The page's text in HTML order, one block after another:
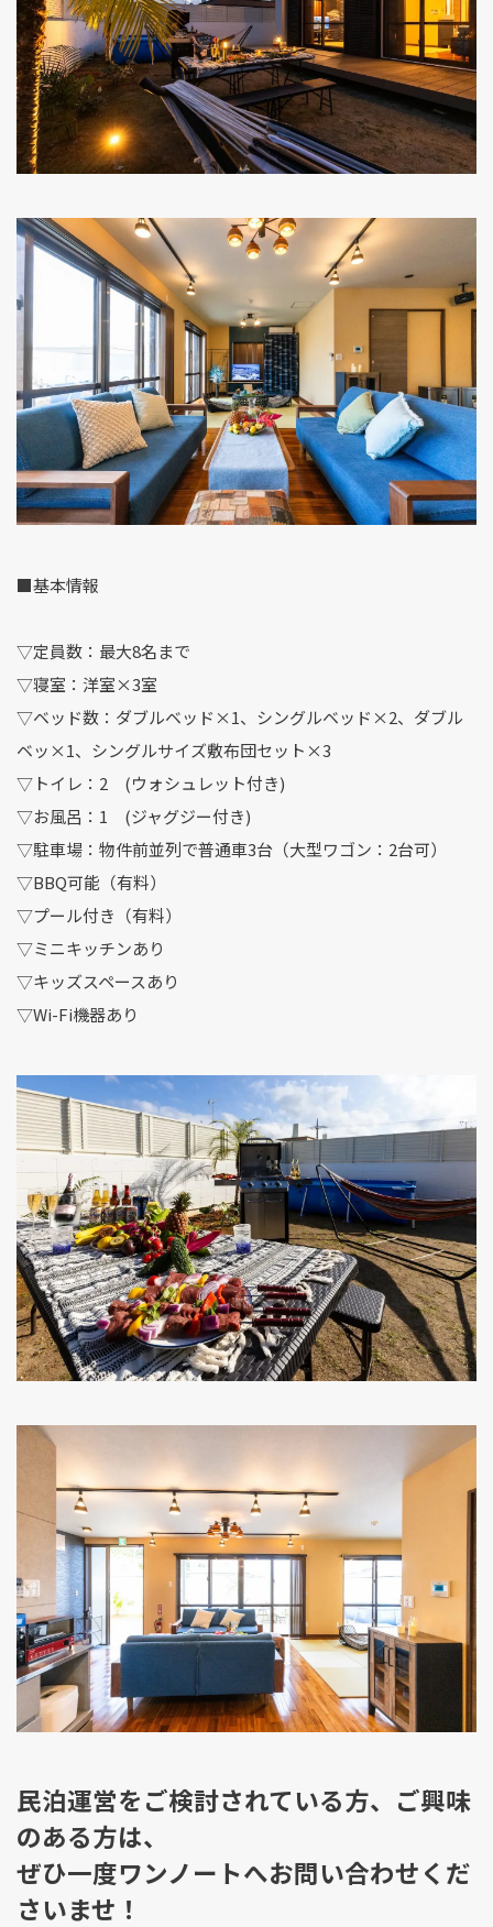
■基本情報
▽定員数：最大8名まで
▽寝室：洋室×3室
▽ベッド数：ダブルベッド×1、シングルベッド×2、ダブル
ベッ×1、シングルサイズ敷布団セット×3
▽トイレ：2 (ウォシュレット付き)
▽お風呂：1 (ジャグジー付き)
▽駐車場：物件前並列で普通車3台（大型ワゴン：2台可）
▽BBQ可能（有料）
▽プール付き（有料）
▽ミニキッチンあり
▽キッズスペースあり
▽Wi-Fi機器あり
民泊運営をご検討されている方、ご興味
のある方は、
ぜひ一度ワンノートへお問い合わせくだ
さいませ！